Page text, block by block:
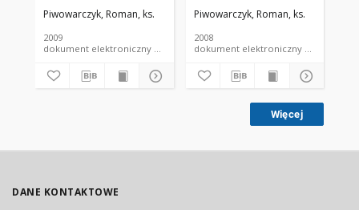
KOMPROMISU'
Piwowarczyk, Roman, ks.
2009
dokument elektroniczny czasopismo
Piwowarczyk, Roman, ks.
2008
dokument elektroniczny czasopismo
Więcej
DANE KONTAKTOWE